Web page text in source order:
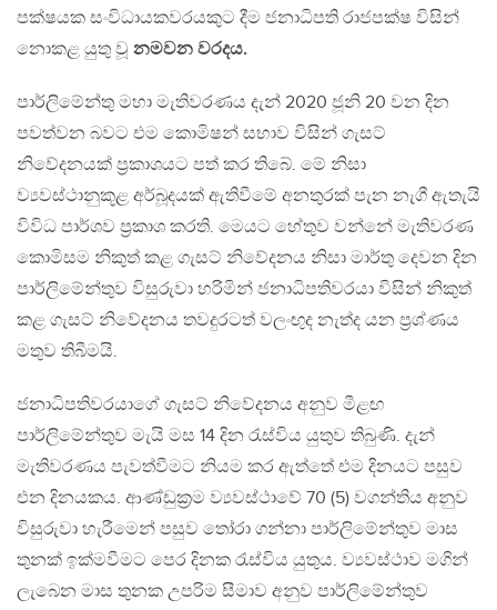
පක්ෂයක සංවිධායකවරයකුට දීම ජනාධිපති රාජපක්ෂ විසින්
නොකළ යුතු වූ නමවන වරදය.
පාර්ලිමේන්තු මහා මැතිවරණය දැන් 2020 ජූනි 20 වන දින
පවත්වන බවට එම කොමිෂන් සභාව විසින් ගැසට්
නිවේදනයක් ප්‍රකාශයට පත් කර තිබේ. මේ නිසා
ව්‍යවස්ථානුකූළ අර්බූදයක් ඇතිවීමේ අනතුරක් පැන නැගී ඇතැයි
විවිධ පාර්ශව ප්‍රකාශ කරති. මෙයට හේතුව වන්නේ මැතිවරණ
කොමිසම නිකුත් කළ ගැසට් නිවේදනය නිසා මාර්තු දෙවන දින
පාර්ලිමේන්තුව විසුරුවා හරිමින් ජනාධිපතිවරයා විසින් නිකුත්
කළ ගැසට් නිවේදනය තවදුරටත් වලංඟුද නැත්ද යන ප්‍රශ්ණය
මතුව තිබීමයි.
ජනාධිපතිවරයාගේ ගැසට් නිවේදනය අනුව මීළඟ
පාර්ලිමේන්තුව මැයි මස 14 දින රැස්විය යුතුව තිබුණි. දැන්
මැතිවරණය පැවත්වීමට නියම කර ඇත්තේ එම දිනයට පසුව
එන දිනයකය. ආණ්ඩුක්‍රම ව්‍යවස්ථාවේ 70 (5) වගන්තිය අනුව
විසුරුවා හැරීමෙන් පසුව තෝරා ගන්නා පාර්ලිමේන්තුව මාස
තුනක් ඉක්මවීමට පෙර දිනක රැස්විය යුතුය. ව්‍යවස්ථාව මගින්
ලැබෙන මාස තුනක උපරිම සීමාව අනුව පාර්ලිමේන්තුව